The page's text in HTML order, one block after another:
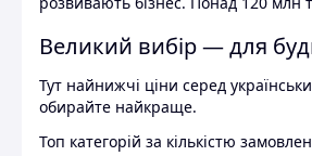
Великий вибір — для
Тут найнижчі ціни серед
обирайте найкраще.
Топ категорій за кількістю